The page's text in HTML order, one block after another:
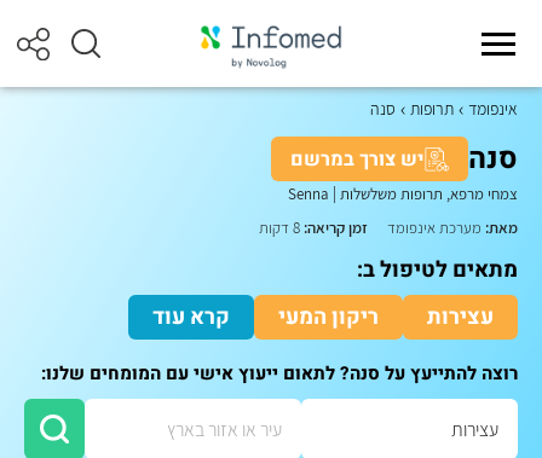
אינפומד תרופות סנה
סנה יש צורך במרשם
צמחי מרפא, תרופות משלשלות Senna
מאת: מערכת אינפומד זמן קריאה:
מתאים לטיפול ב:
עצירות
ריקון המעי קרא עוד
רוצה להתייעץ על סנה? לתאום ייעוץ אישי עם המומחים שלנו: